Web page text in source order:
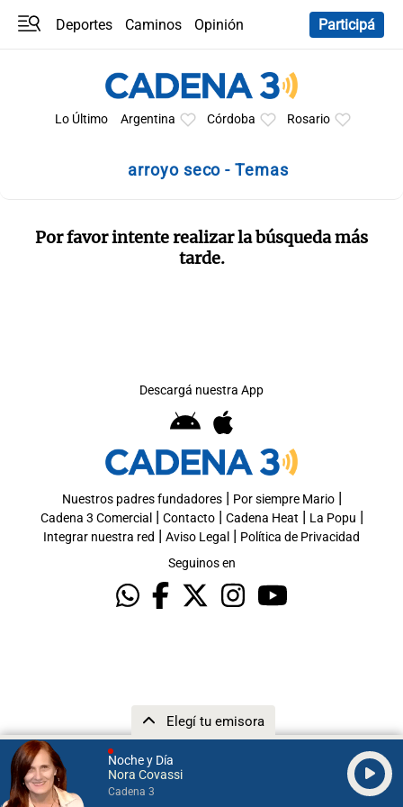
Noche y Día
Nora Covassi
Cadena 3
Elegí tu emisora
Deportes Caminos
Opinión
Participá
Lo Último Argentina Córdoba Rosario
arroyo seco - Temas
Por favor intente realizar la búsqueda más
tarde.
Descargá nuestra App
Nuestros padres fundadores| Por siempre Mario|
Cadena 3 Comercial | Contacto| Cadena Heat | La Popu |
Integrar nuestra red | Aviso Legal | Política de Privacidad
Seguinos en